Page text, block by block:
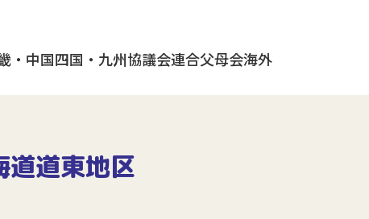
・中国四国・九州協議会連合父母会海外
道道東地区